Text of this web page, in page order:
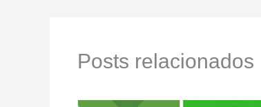
Posts relacionados